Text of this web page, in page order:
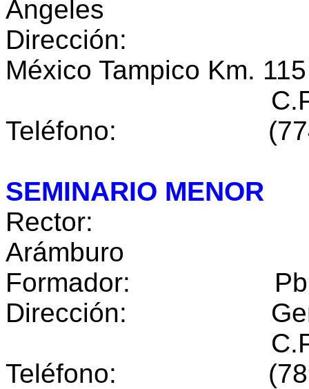
Ángeles
Dirección:
México Tampico Km. 115
C.P. 43150
Teléfono: (774)
SEMINARIO MENOR
Rector: Pbro.
Arámburo
Formador: Pbro.
Dirección:
C.P. 43000
Teléfono: (789)